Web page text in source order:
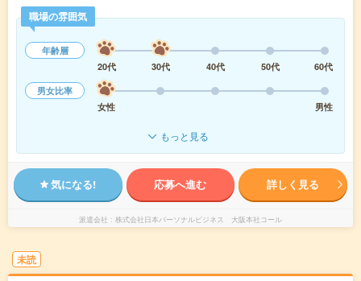
職場の雰囲気
年齢層
20代
30代 40代 50代
60代
男女比率
女性
男性
もっと見る
気になる! 応募へ進む 詳しく見る
派遣会社 株式会社日本パーソナルビジネス 大阪本社コール
未読